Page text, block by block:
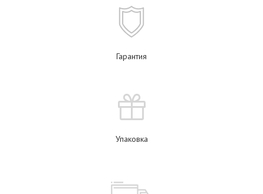
Гарантия
Упаковка